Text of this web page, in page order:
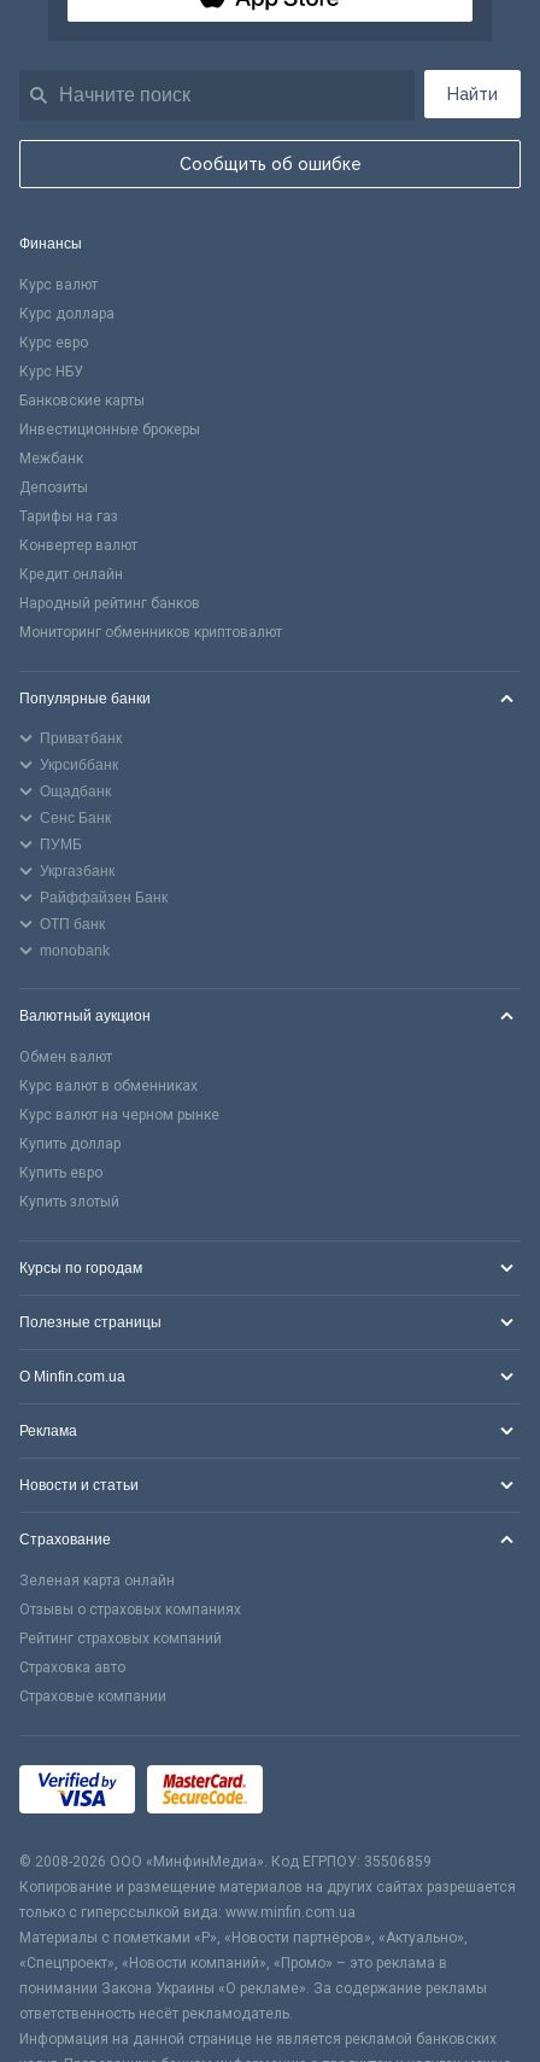
Найти
Сообщить об ошибке
Финансы
Курс валют
Курс доллара
Курс евро
Курс НБУ
Банковские карты
Инвестиционные брокеры
Межбанк
Депозиты
Тарифы на газ
Конвертер валют
Кредит онлайн
Народный рейтинг банков
Мониторинг обменников криптовалют
Популярные банки
Приватбанк
Укрсиббанк
Ощадбанк
Сенс Банк
ПУМБ
Укргазбанк
Райффайзен Банк
ОТП банк
monobank
Валютный аукцион
Обмен валют
Курс валют в обменниках
Курс валют на черном рынке
Купить доллар
Купить евро
Купить злотый
Курсы по городам
Полезные страницы
О Minfin.com.ua
Реклама
Новости и статьи
Страхование
Зеленая карта онлайн
Отзывы о страховых компаниях
Рейтинг страховых компаний
Страховка авто
Страховые компании
© 2008-2026 ООО «МинфинМедиа». Код ЕГРПОУ: 35506859
Копирование и размещение материалов на других сайтах разрешается
только с гиперссылкой вида: www.minfin.com.ua
Материалы с пометками «Р», «Новости партнёров», «Актуально»,
«Спецпроект», «Новости компаний», «Промо» – это реклама в
понимании Закона Украины «О рекламе». За содержание рекламы
ответственность несёт рекламодатель.
Информация на данной странице не является рекламой банковских